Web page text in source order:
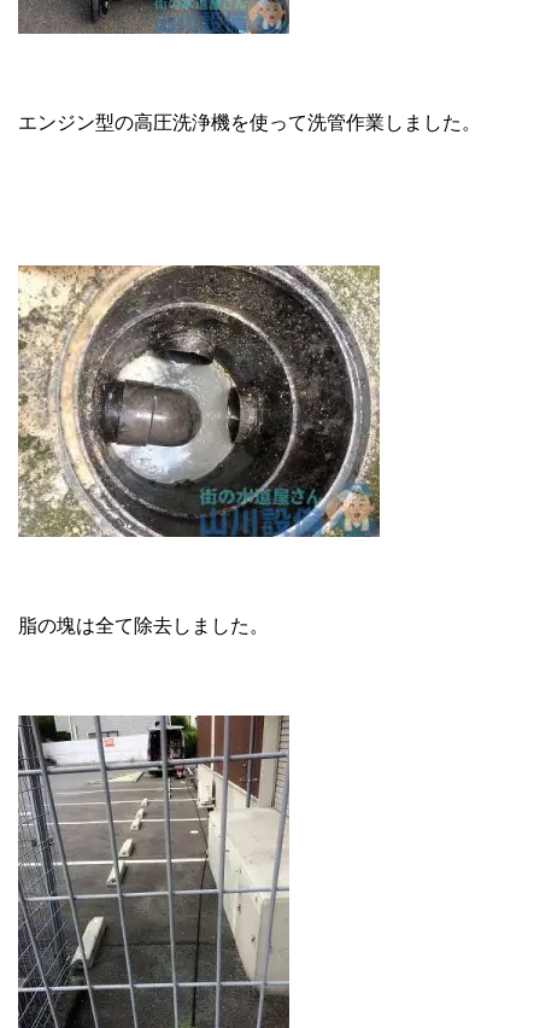
エンジン型の高圧洗浄機を使って洗管作業しました。
脂の塊は全て除去しました。